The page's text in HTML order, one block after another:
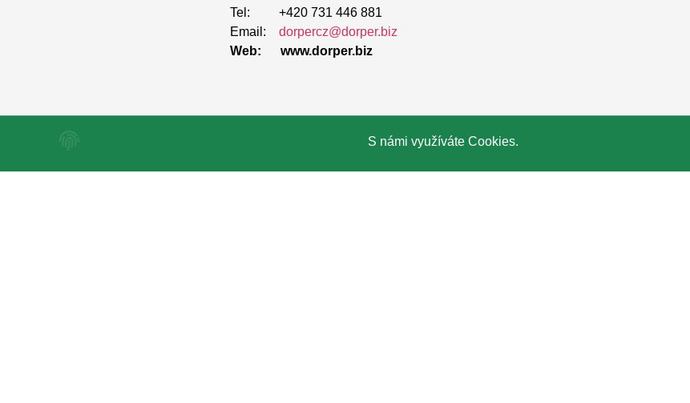
Tel: +420 731 446 881
Email: dorpercz@dorper.biz
Web: www.dorper.biz
S námi využíváte Cookies.